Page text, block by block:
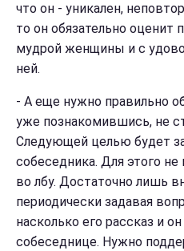
что он - уникален,
то он обязательно оценит
мудрой женщины и с
ней.
- А еще нужно правильно
уже познакомившись, не
Следующей целью будет
собеседника. Для этого
во лбу. Достаточно лишь
периодически задавая
насколько его рассказ и
собеседнице. Нужно